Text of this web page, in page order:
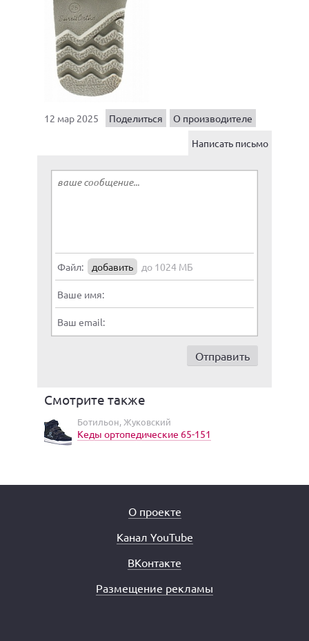
12 мар 2025 Поделиться
О производителе
Написать письмо
Файл: добавить до 1024 МБ
Ваше имя:
Ваш email:
Смотрите также
Ботильон, Жуковский
Кеды ортопедические 65-151
О проекте
Канал YouTube
ВКонтакте
Размещение рекламы